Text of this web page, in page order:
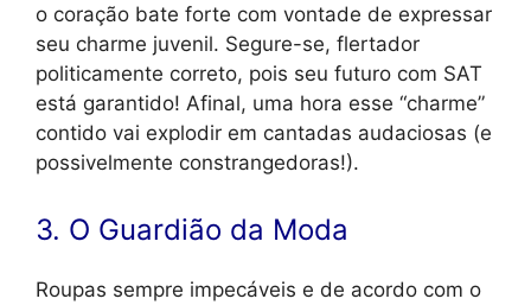
o coração bate forte com vontade de expressar
seu charme juvenil. Segure-se, flertador
politicamente correto, pois seu futuro com SAT
está garantido! Afinal, uma hora esse “charme”
contido vai explodir em cantadas audaciosas (e
possivelmente constrangedoras!).
3. O Guardião da Moda
Roupas sempre impecáveis e de acordo com o